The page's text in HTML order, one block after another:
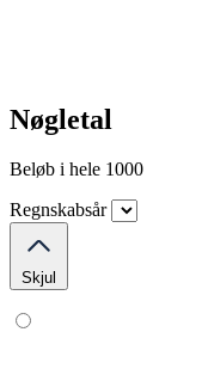
Nøgletal
Beløb i hele 1000
Regnskabsår
Skjul